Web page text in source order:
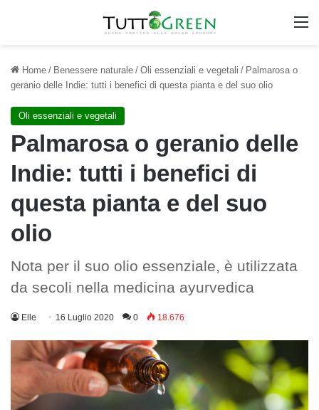
Home / Benessere naturale / Oli essenziali e vegetali / Palmarosa o
geranio delle Indie: tutti i benefici di questa pianta e del suo olio
Oli essenziali e vegetali
Palmarosa o geranio delle
Indie: tutti i benefici di
questa pianta e del suo
olio
Nota per il suo olio essenziale, è utilizzata
da secoli nella medicina ayurvedica
Elle 16 Luglio 2020 0 18.676